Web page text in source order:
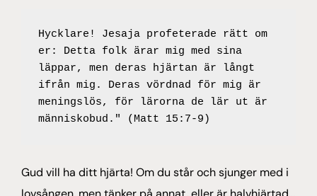
Hycklare! Jesaja profeterade rätt om
er: Detta folk ärar mig med sina
läppar, men deras hjärtan är långt
ifrån mig. Deras vördnad för mig är
meningslös, för lärorna de lär ut är
människobud." (Matt 15:7-9)
Gud vill ha ditt hjärta! Om du står och sjunger med i